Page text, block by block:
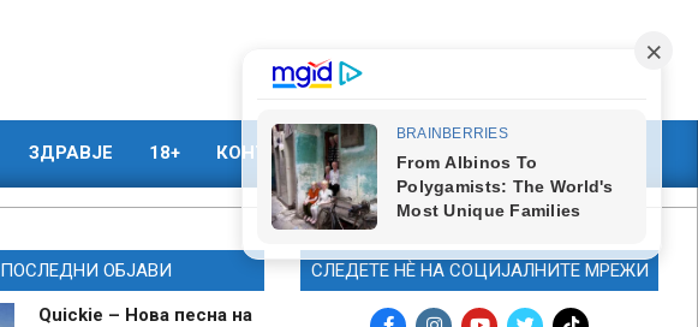
ЗДРАВЈЕ 18+ КОНТАКТ МАРКЕТИНГ
ПОСЛЕДНИ ОБЈАВИ
Quickie – Нова песна на
СЛЕДЕТЕ НЀ НА СОЦИЈАЛНИТЕ МРЕЖИ